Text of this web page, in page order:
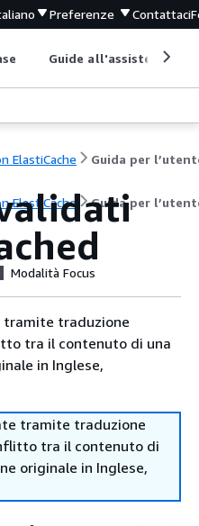
Preferenze Contattaci
Guide all'assistenza
ElastiCache Guida per
ElastiCache Guida per
Modalità Focus
tramite traduzione
tra il contenuto di una
in Inglese,
tramite traduzione
tra il contenuto di
originale in Inglese,